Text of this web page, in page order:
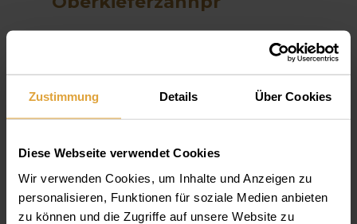
Zustimmung Details Über Cookies
Diese Webseite verwendet Cookies
Wir verwenden Cookies, um Inhalte und Anzeigen zu
personalisieren, Funktionen für soziale Medien anbieten
zu können und die Zugriffe auf unsere Website zu
welche Zahncreme und
Parodontitis Grundlagen
100000
Zahn an Prothese